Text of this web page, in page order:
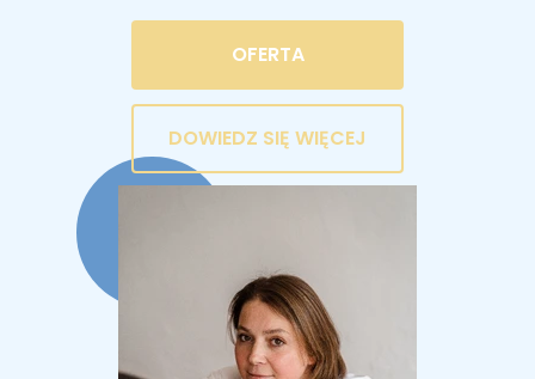
OFERTA
DOWIEDZ SIĘ WIĘCEJ